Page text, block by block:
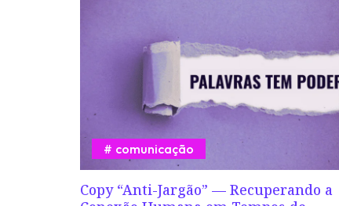
Copy “Anti-Jargão” — Recuperando a
comunicação